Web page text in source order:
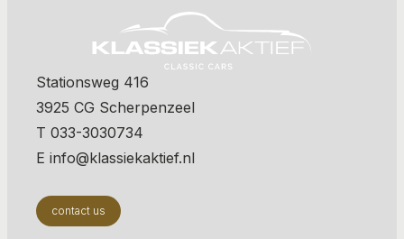
Stationsweg 416
3925 CG Scherpenzeel
T 033-3030734
E info@klassiekaktief.nl
contact us